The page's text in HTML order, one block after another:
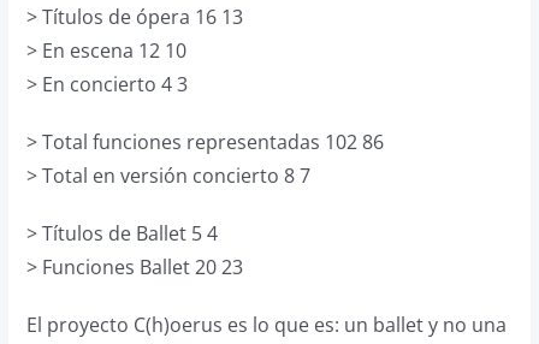
> Títulos de ópera 16 13
> En escena 12 10
> En concierto 4 3
> Total funciones representadas 102 86
> Total en versión concierto 8 7
> Títulos de Ballet 5 4
> Funciones Ballet 20 23
El proyecto C(h)oerus es lo que es: un ballet y no una